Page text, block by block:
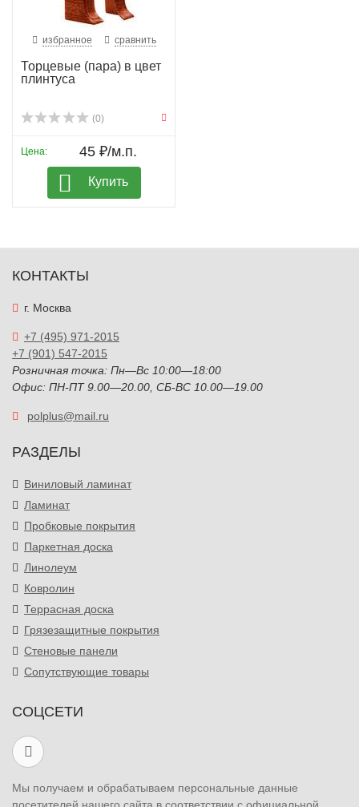
избранное сравнить
Торцевые (пара) в цвет
плинтуса
(0)
Цена: 45 ₽/м.п.
Купить
КОНТАКТЫ
г. Москва
+7 (495) 971-2015
+7 (901) 547-2015
Розничная точка: Пн—Вс 10:00—18:00
Офис: ПН-ПТ 9.00—20.00, СБ-ВС 10.00—19.00
polplus@mail.ru
РАЗДЕЛЫ
Виниловый ламинат
Ламинат
Пробковые покрытия
Паркетная доска
Линолеум
Ковролин
Террасная доска
Грязезащитные покрытия
Стеновые панели
Сопутствующие товары
СОЦСЕТИ
Мы получаем и обрабатываем персональные данные